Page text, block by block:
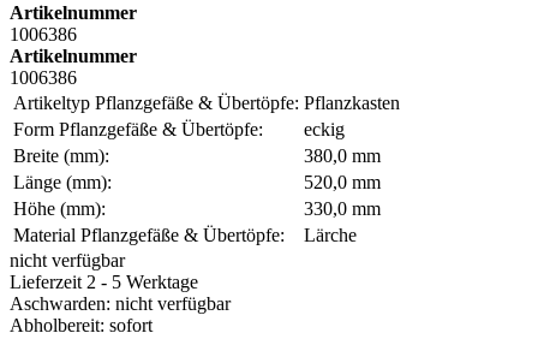
Artikelnummer
1006386
Artikelnummer
1006386
Artikeltyp Pflanzgefäße & Übertöpfe: Pflanzkasten
Form Pflanzgefäße & Übertöpfe:
eckig
Breite (mm):
380,0 mm
Länge (mm):
520,0 mm
Höhe (mm):
330,0 mm
Material Pflanzgefäße & Übertöpfe:
Lärche
nicht verfügbar
Lieferzeit 2 - 5 Werktage
Aschwarden: nicht verfügbar
Abholbereit: sofort